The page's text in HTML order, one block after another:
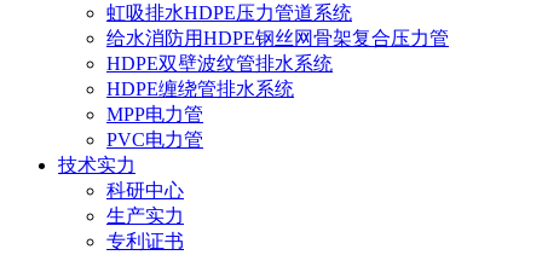
虹吸排水HDPE压力管道系统
给水消防用HDPE钢丝网骨架复合压力管
HDPE双壁波纹管排水系统
HDPE缠绕管排水系统
MPP电力管
PVC电力管
技术实力
科研中心
生产实力
专利证书